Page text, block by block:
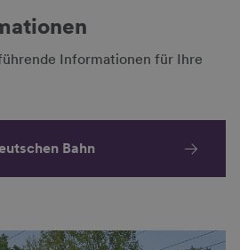
Informationen für Ihre
Bahn